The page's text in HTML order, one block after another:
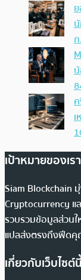
เป้าหมายของเรา
Siam Blockchain
Cryptocurrency แ
รวบรวมข้อมูลส่วนใ
แปลส่งตรงถึงฟีด
เกี่ยวกับเว็บไซต์นี้